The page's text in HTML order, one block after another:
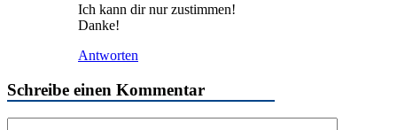
Ich kann dir nur zustimmen!
Danke!
Antworten
Schreibe einen Kommentar